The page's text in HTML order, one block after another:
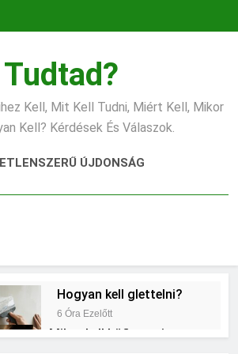
Tudtad?
Kell, Mit Kell Tudni, Miért Kell, Mikor
Kell? Kérdések És Válaszok.
ÚJDONSÁG
Hogyan kell glettelni?
6 Óra Ezelőtt
Mikor kell büfiztetni a